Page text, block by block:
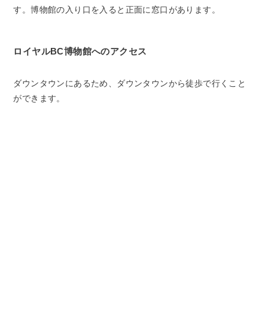
す。博物館の入り口を入ると正面に窓口があります。
ロイヤルBC博物館へのアクセス
ダウンタウンにあるため、ダウンタウンから徒歩で行くこと
ができます。